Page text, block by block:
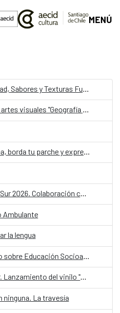
MENÚ
Germinando. Biodiversidad, Sabores y Texturas Fungi
Presentación del libro de artes visuales "Geografía Sensorial, el arte de percibir"
Taller “Personaliza tu ropa, borda tu parche y expresa tu compromiso con el medio ambiente”
Residencia Trenzando el Sur 2026. Colaboración cultural entre Chile y España
Ambulante
la lengua
Conversatorio Silencioso sobre Educación Socioambiental
SUCHAI (Déjenme dormir. Lanzamiento del vinilo "Bronce")
ninguna. La travesía